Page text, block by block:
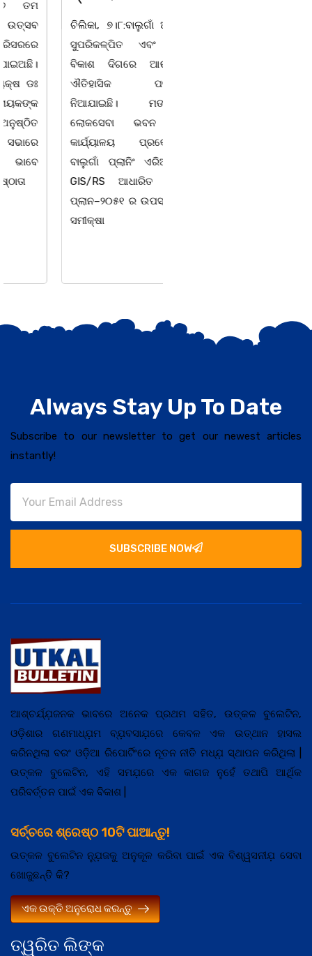
ଚିଲିକା, ୭।୮:ବାଲୁଗାଁ ଅଞ୍ଚଳର
ସୁପରିକଳ୍ପିତ ଏବଂ ସ୍ଥାୟୀ
ବିକାଶ ଦିଗରେ ଆଉ ଏକ
ଐତିହାସିକ ପଦକ୍ଷେପ
ନିଆଯାଇଛି। ମଙ୍ଗଳବାର
ଲୋକସେବା ଭବନ ସ୍ଥିତ
କାର୍ଯ୍ୟାଳୟ ପ୍ରକୋଷ୍ଠରେ
ବାଲୁଗାଁ ପ୍ଲାନିଂ ଏରିଆ ପାଇଁ
GIS/RS ଆଧାରିତ ମାଷ୍ଟର
ପ୍ଲାନ–୨୦୫୧ ର ଉପସ୍ଥାପନାର
Always Stay Up To Date
Subscribe to our newsletter to get our newest articles
instantly!
SUBSCRIBE NOW
ତ୍ୱରିତ ଲିଙ୍କ
ଆଶ୍ଚର୍ଯ୍ଯ଼ଜନକ ଭାବରେ ଅନେକ ପ୍ରଥମ ସହିତ, ଉତ୍କଳ ବୁଲେଟିନ,
ଓଡ଼ିଶାର ଗଣମାଧ୍ଯ଼ମ ବ୍ଯ଼ବସାଯ଼ରେ କେବଳ ଏକ ଉତ୍ଥାନ ହାସଲ
କରିନଥିଲା ବରଂ ଓଡ଼ିଆ ରିପୋର୍ଟିଂରେ ନୂତନ ନୀତି ମଧ୍ଯ଼ ସ୍ଥାପନ କରିଥିଲା |
ଉତ୍କଳ ବୁଲେଟିନ, ଏହି ସମଯ଼ରେ ଏକ କାଗଜ ନୁହେଁ ତଥାପି ଆର୍ଥିକ
ପରିବର୍ତ୍ତନ ପାଇଁ ଏକ ବିକାଶ |
ସର୍ଚ୍ଚରେ ଶ୍ରେଷ୍ଠ 10ଟି ପାଆନ୍ତୁ!
ଉତ୍କଳ ବୁଲେଟିନ ନ୍ଯ଼ୁଜକୁ ଅନୁକୂଳ କରିବା ପାଇଁ ଏକ ବିଶ୍ୱସନୀଯ଼ ସେବା
ଖୋଜୁଛନ୍ତି କି?
ଏକ ଉକ୍ତି ଅନୁରୋଧ କରନ୍ତୁ